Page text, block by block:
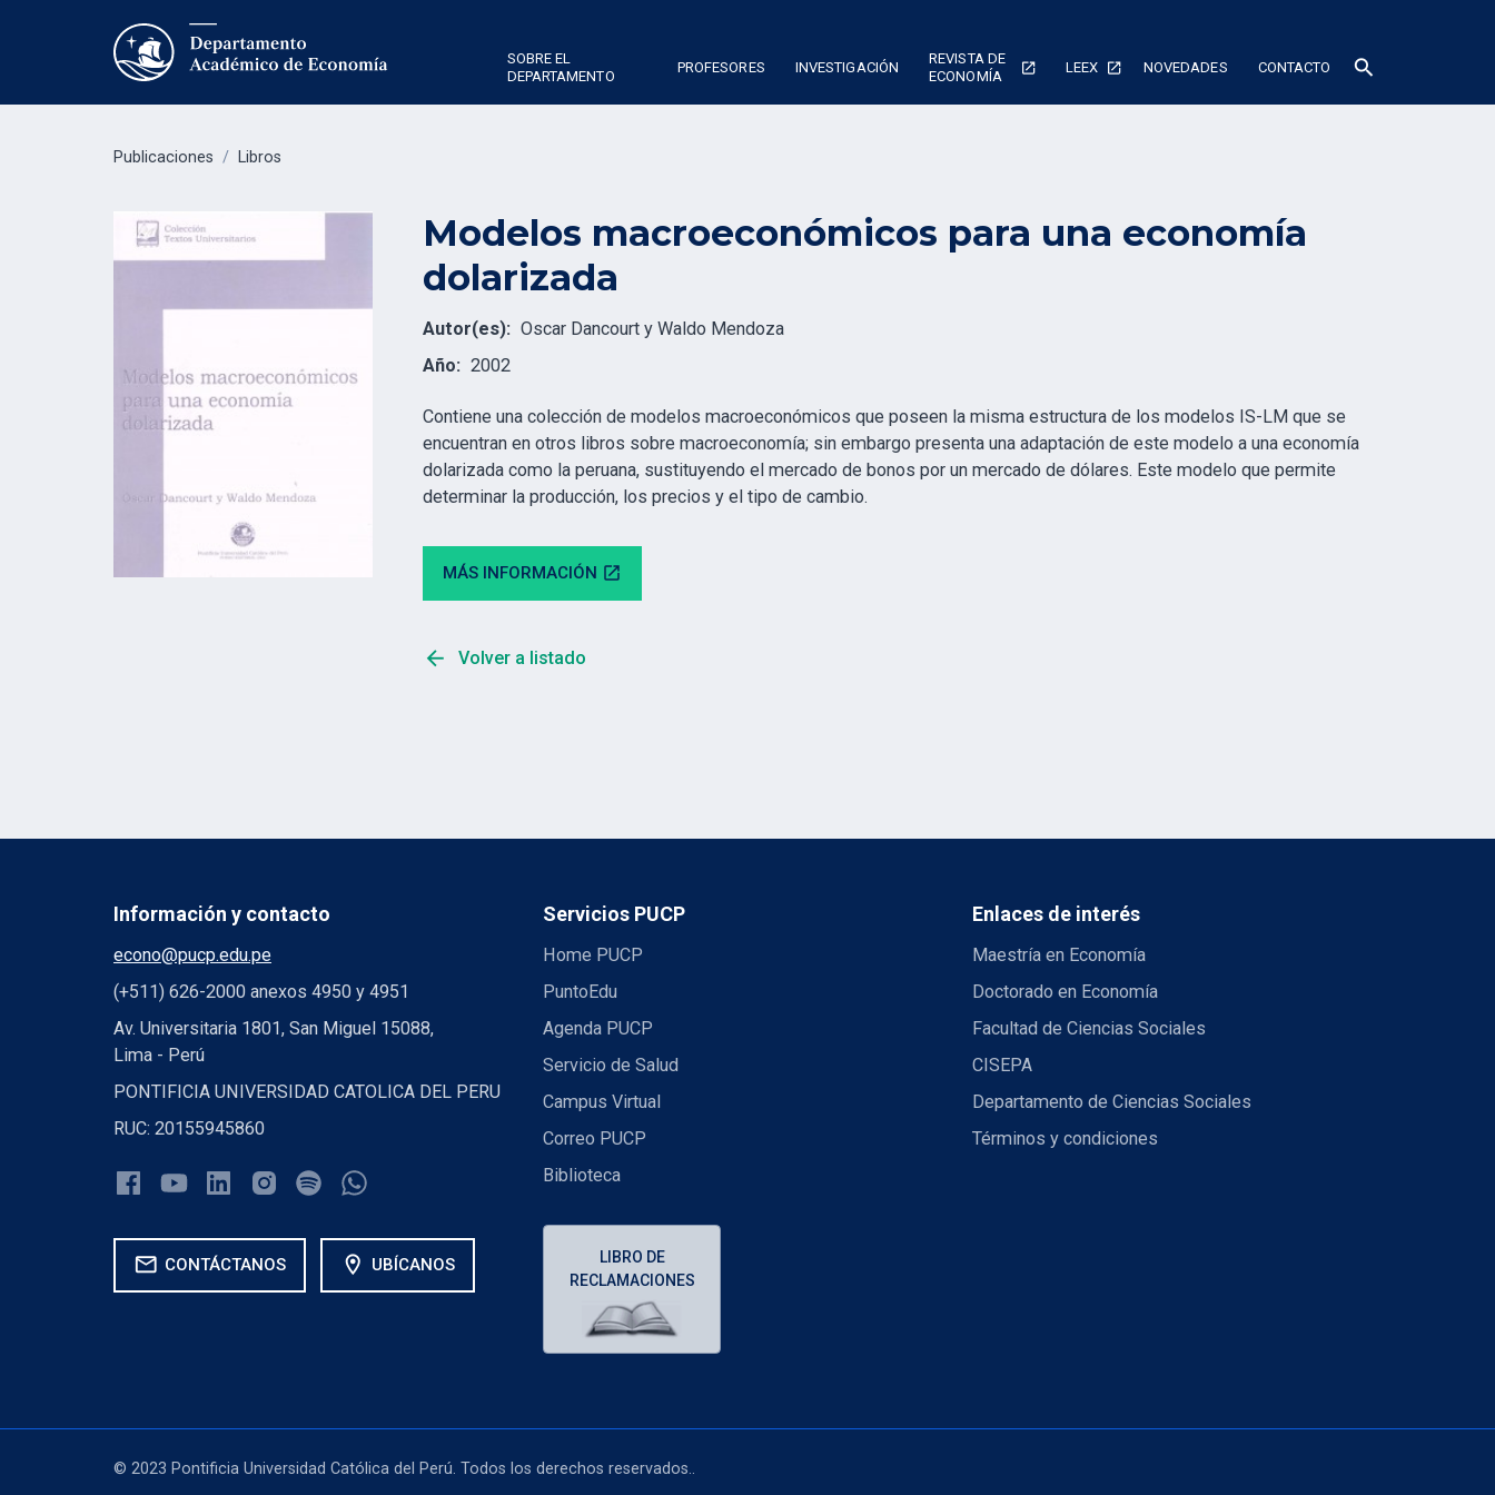
SOBRE EL
DEPARTAMENTO
PROFESORES INVESTIGACIÓN
REVISTA DE
ECONOMÍA
LEEX NOVEDADES CONTACTO search
Publicaciones / Libros
Modelos macroeconómicos para una economía
dolarizada
Autor(es): Oscar Dancourt y Waldo Mendoza
Año: 2002
Contiene una colección de modelos macroeconómicos que poseen la misma estructura de los modelos IS-LM que se
encuentran en otros libros sobre macroeconomía; sin embargo presenta una adaptación de este modelo a una economía
dolarizada como la peruana, sustituyendo el mercado de bonos por un mercado de dólares. Este modelo que permite
determinar la producción, los precios y el tipo de cambio.
MÁS INFORMACIÓN open_in_new
arrow_back Volver a listado
Información y contacto
econo@pucp.edu.pe
(+511) 626-2000 anexos 4950 y 4951
Av. Universitaria 1801, San Miguel 15088,
Lima - Perú
PONTIFICIA UNIVERSIDAD CATOLICA DEL PERU
RUC: 20155945860
mail CONTÁCTANOS location_on UBÍCANOS
Servicios PUCP
Home PUCP
PuntoEdu
Agenda PUCP
Servicio de Salud
Campus Virtual
Correo PUCP
Biblioteca
LIBRO DE
RECLAMACIONES
Enlaces de interés
Maestría en Economía
Doctorado en Economía
Facultad de Ciencias Sociales
CISEPA
Departamento de Ciencias Sociales
Términos y condiciones
© 2023 Pontificia Universidad Católica del Perú. Todos los derechos reservados..